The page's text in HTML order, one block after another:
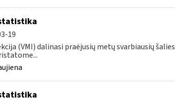
19
(VMI) dalinasi praėjusių metų svarbiausių šalies